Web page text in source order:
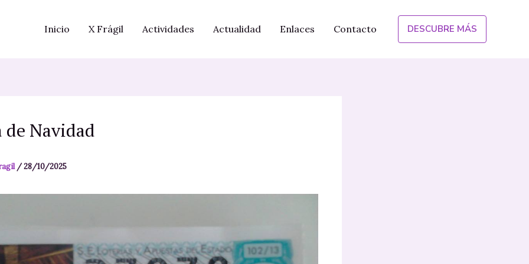
Inicio X Frágil Actividades Actualidad Enlaces Contacto DESCUBRE MÁS
Navidad
/28/10/2025